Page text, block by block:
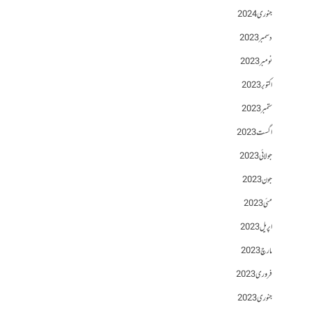
جنوری 2024
دسمبر 2023
نومبر 2023
اکتوبر 2023
ستمبر 2023
اگست 2023
جولائی 2023
جون 2023
مئی 2023
اپریل 2023
مارچ 2023
فروری 2023
جنوری 2023